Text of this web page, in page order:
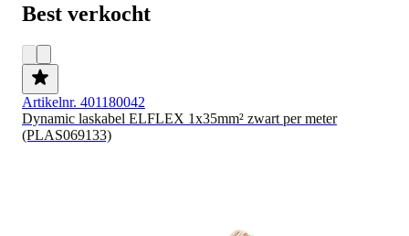
Best verkocht
Artikelnr. 401180042
Dynamic laskabel ELFLEX 1x35mm² zwart per meter
(PLAS069133)